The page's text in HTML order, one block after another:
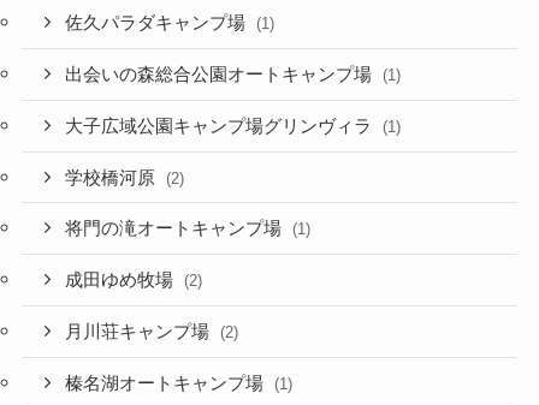
佐久パラダキャンプ場 (1)
出会いの森総合公園オートキャンプ場 (1)
大子広域公園キャンプ場グリンヴィラ (1)
学校橋河原 (2)
将門の滝オートキャンプ場 (1)
成田ゆめ牧場 (2)
月川荘キャンプ場 (2)
榛名湖オートキャンプ場 (1)